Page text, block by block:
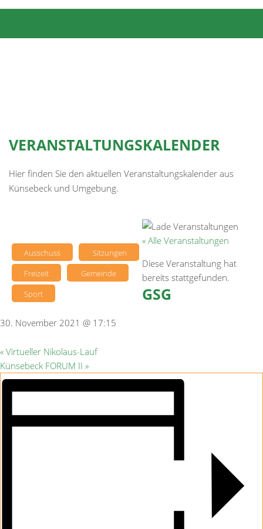
VERANSTALTUNGSKALENDER
Hier finden Sie den aktuellen Veranstaltungskalender aus
Künsebeck und Umgebung.
Ausschuss
Sitzungen
Freizeit
Gemeinde
Sport
« Alle Veranstaltungen
Diese Veranstaltung hat
bereits stattgefunden.
GSG
30. November 2021 @ 17:15
« Virtueller Nikolaus-Lauf
Künsebeck FORUM II »